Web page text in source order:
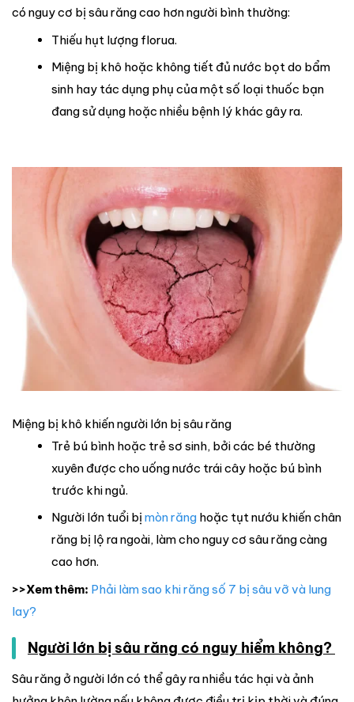
có nguy cơ bị sâu răng cao hơn người bình thường:
Thiếu hụt lượng florua.
Miệng bị khô hoặc không tiết đủ nước bọt do bẩm
sinh hay tác dụng phụ của một số loại thuốc bạn
đang sử dụng hoặc nhiều bệnh lý khác gây ra.
Miệng bị khô khiến người lớn bị sâu răng
Trẻ bú bình hoặc trẻ sơ sinh, bởi các bé thường
xuyên được cho uống nước trái cây hoặc bú bình
trước khi ngủ.
Người lớn tuổi bị mòn rănghoặc tụt nướu khiến chân
răng bị lộ ra ngoài, làm cho nguy cơ sâu răng càng
cao hơn.
>>Xem thêm: Phải làm sao khi răng số 7 bị sâu vỡ và lung
lay?
Người lớn bị sâu răng có nguy hiểm không?
Sâu răng ở người lớn có thể gây ra nhiều tác hại và ảnh